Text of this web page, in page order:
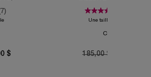
$
Une taille disponible
Coffret
Old price
185,00 $